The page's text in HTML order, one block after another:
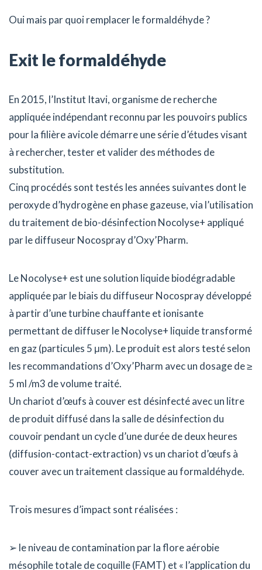
Oui mais par quoi remplacer le formaldéhyde ?
Exit le formaldéhyde
En 2015, l’Institut Itavi, organisme de recherche
appliquée indépendant reconnu par les pouvoirs publics
pour la filière avicole démarre une série d’études visant
à rechercher, tester et valider des méthodes de
substitution.
Cinq procédés sont testés les années suivantes dont le
peroxyde d’hydrogène en phase gazeuse, via l’utilisation
du traitement de bio-désinfection Nocolyse+ appliqué
par le diffuseur Nocospray d’Oxy’Pharm.
Le Nocolyse+ est une solution liquide biodégradable
appliquée par le biais du diffuseur Nocospray développé
à partir d’une turbine chauffante et ionisante
permettant de diffuser le Nocolyse+ liquide transformé
en gaz (particules 5 μm). Le produit est alors testé selon
les recommandations d’Oxy’Pharm avec un dosage de ≥
5 ml /m3 de volume traité.
Un chariot d’œufs à couver est désinfecté avec un litre
de produit diffusé dans la salle de désinfection du
couvoir pendant un cycle d’une durée de deux heures
(diffusion-contact-extraction) vs un chariot d’œufs à
couver avec un traitement classique au formaldéhyde.
Trois mesures d’impact sont réalisées :
➢ le niveau de contamination par la flore aérobie
mésophile totale de coquille (FAMT) et « l’application du